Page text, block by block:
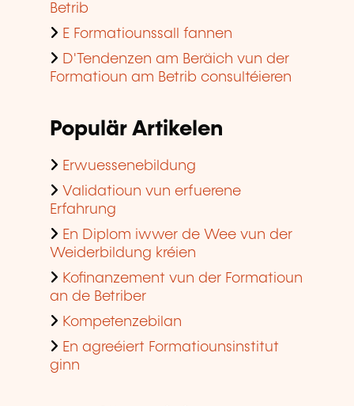
Betrib
E Formatiounssall fannen
D'Tendenzen am Beräich vun der
Formatioun am Betrib consultéieren
Populär Artikelen
Erwuessenebildung
Validatioun vun erfuerene
Erfahrung
En Diplom iwwer de Wee vun der
Weiderbildung kréien
Kofinanzement vun der Formatioun
an de Betriber
Kompetenzebilan
En agreéiert Formatiounsinstitut
ginn